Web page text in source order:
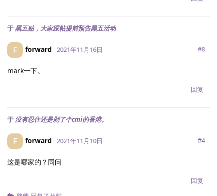
于黑五贴，大家跟帖提前预告黑五活动
F forward 2021年11月16日 #8
mark一下。
回复
于 没有忍住还是剁了个cmi的香港。
F forward 2021年11月10日 #4
这是哪家的？同问
回复